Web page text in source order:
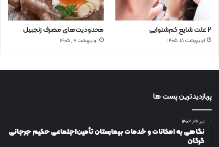
۲ علت شایع‌ کم‌شنوایی
اردیبهشت ۱۸, ۱۴۰۵
محدودیت‌های مصرف زنجبیل
اردیبهشت ۱۸, ۱۴۰۵
پربازدیدترین پست ها
تیر ۲۶, ۱۴۰۲
نگاهی به امکانات و خدمات بیمارستان تأمین‌اجتماعی حکیم جرجانی
گرگان